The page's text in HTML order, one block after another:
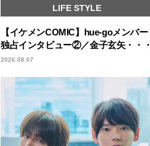
LIFE STYLE
【イケメンCOMIC】hue-goメンバー
独占インタビュー②／金子玄矢・・・
2026.08.07